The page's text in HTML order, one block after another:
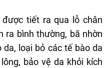
tiết ra qua lỗ chân
ra bình thường, bã nhờn
loại bỏ các tế bào da
bảo vệ da khỏi kích